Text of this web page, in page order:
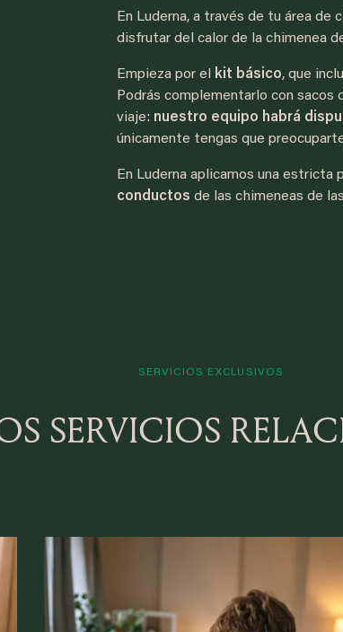
En Luderna, a través de tu área
disfrutar del calor de la chimenea
Empieza por el kit básico, que
Podrás complementarlo con sacos
viaje: nuestro equipo habrá
únicamente tengas que
En Luderna aplicamos una
conductos de las chimeneas de
SERVICIOS EXCLUSIVOS
SERVICIOS